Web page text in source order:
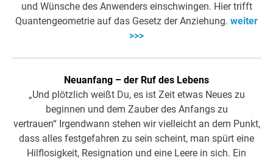
und Wünsche des Anwenders einschwingen. Hier trifft
Quantengeometrie auf das Gesetz der Anziehung. weiter
>>>
Neuanfang – der Ruf des Lebens
„Und plötzlich weißt Du, es ist Zeit etwas Neues zu
beginnen und dem Zauber des Anfangs zu
vertrauen“ Irgendwann stehen wir vielleicht an dem Punkt,
dass alles festgefahren zu sein scheint, man spürt eine
Hilflosigkeit, Resignation und eine Leere in sich. Ein